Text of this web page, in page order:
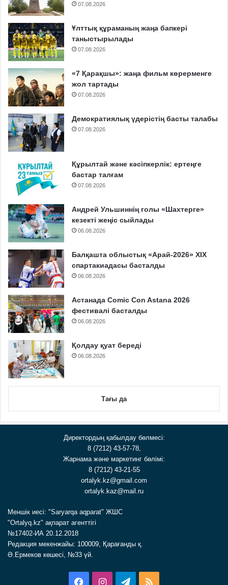
07.08.2026
Ұлттық құраманың жаңа бапкері
таныстырылады
07.08.2026
«7 Қарақшы»: жаңа фильм көрерменге
жол тартады
07.08.2026
Демократиялық үдерістің басты талабы
07.08.2026
Құрылтай және кәсіпкерлік: ертеңге
бастар талғам
07.08.2026
Андрей Ульшиннің голы «Шахтерге»
кезекті жеңіс сыйлады
06.08.2026
Балқашта облыстық «Арай-2026» XIX
спартакиадасы басталды
06.08.2026
Астанада Comic Con Astana 2026
фестивалі басталды
06.08.2026
Қолдау қуат береді
06.08.2026
Тағы да
Директордың қабылдау бөлмесі:
8 (7212) 43-57-78,
Жарнама және маркетинг бөлімі:
8 (7212) 43-21-55
ortalyk.kz@gmail.com
ortalyk.kaz@mail.ru
Меншік иесі: "Saryarqa aqparat" ЖШС
"Ortalyq.kz" ақпарат агенттігі
№17402-ИА 20.12.2018
Редакция мекенжайы: 100009, Қарағанды қ.
Ә.Ермеков көшесі, №33 үй.
FacebookInstagramTelegram